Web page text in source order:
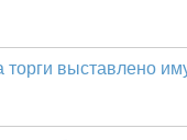
выставлено